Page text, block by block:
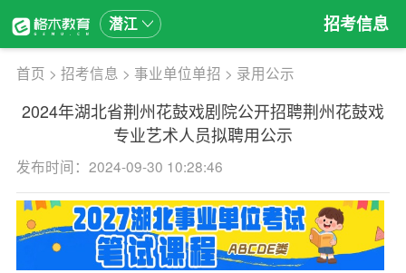
潜江 招考信息
首页 > 招考信息 > 事业单位单招 > 录用公示
2024年湖北省荆州花鼓戏剧院公开招聘荆州花鼓戏
专业艺术人员拟聘用公示
发布时间：2024-09-30 10:28:46